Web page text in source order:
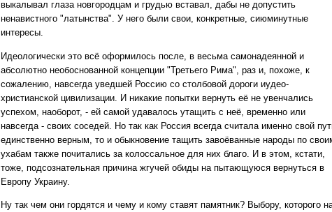
выкалывал глаза новгородцам и грудью вставал, дабы не допустить
ненавистного "латынства". У него были свои, конкретные, сиюминутные
интересы.
Идеологически это всё оформилось после, в весьма самонадеянной и
абсолютно необоснованной концепции "Третьего Рима", раз и, похоже, к
сожалению, навсегда уведшей Россию со столбовой дороги иудео-
христианской цивилизации. И никакие попытки вернуть её не увенчались
успехом, наоборот, - ей самой удавалось утащить с неё, временно или
навсегда - своих соседей. Но так как Россия всегда считала именно свой
единственно верным, то и обыкновение тащить завоёванные народы по
ухабам также почитались за колоссальное для них благо. И в этом, кстати,
тоже, подсознательная причина жгучей обиды на пытающуюся вернуться в
Европу Украину.
Ну так чем они гордятся и чему и кому ставят памятник? Выбору, которого